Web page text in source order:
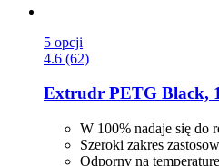
5 opcji
4.6 (62)
Extrudr PETG Black,
W 100% nadaje się do
Szeroki zakres
Odporny na